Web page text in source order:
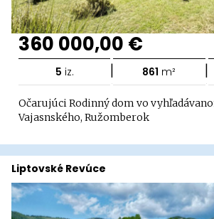
360 000,00 €
5 iz. | 861 m² |
Očarujúci Rodinný dom vo
Vajasnského, Ružomberok
Liptovské Revúce